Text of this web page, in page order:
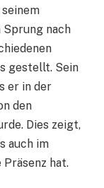
Sprung nach
gestellt. Sein
er in der
den
Dies zeigt,
auch im
hat.